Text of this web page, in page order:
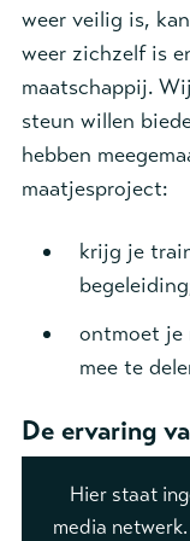
weer veilig is,
weer zichzelf is
maatschappij.
steun willen
hebben
maatjesproject:
krijg je
ontmoet je
mee te
De ervaring
Hier staat
media